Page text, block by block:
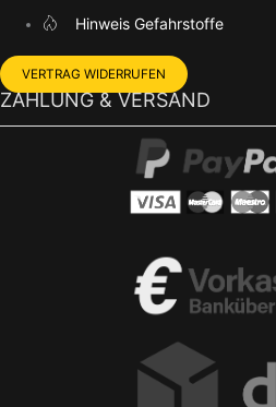
Hinweis Gefahrstoffe
VERTRAG WIDERRUFEN
ZAHLUNG & VERSAND